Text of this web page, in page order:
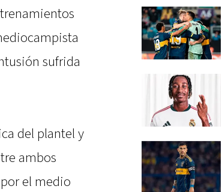
sufrida
del plantel y
ambos
el medio